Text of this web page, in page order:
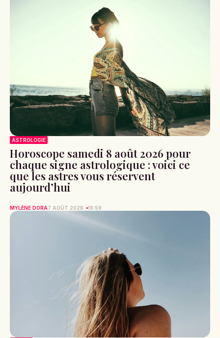
ASTROLOGIE
Horoscope samedi 8 août 2026 pour
chaque signe astrologique : voici ce
que les astres vous réservent
aujourd’hui
MYLÈNE DORA7 AOÛT 2026 19:59